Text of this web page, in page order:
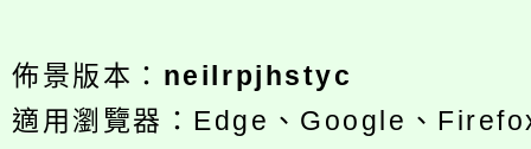
佈景版本： neilrpjhstyc
適用瀏覽器：Edge、Google、